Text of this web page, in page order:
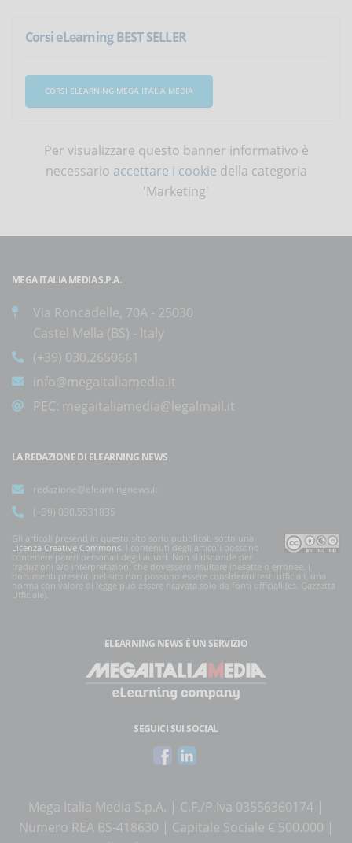
Corsi eLearning BEST SELLER
CORSI ELEARNING MEGA ITALIA MEDIA
Per visualizzare questo banner informativo è
necessario accettare i cookie della categoria
'Marketing'
MEGA ITALIA MEDIA S.P.A.
Via Roncadelle, 70A - 25030
Castel Mella (BS) - Italy
(+39) 030.2650661
info@megaitaliamedia.it
PEC: megaitaliamedia@legalmail.it
LA REDAZIONE DI ELEARNING NEWS
redazione@elearningnews.it
(+39) 030.5531835
Gli articoli presenti in questo sito sono pubblicati sotto una
Licenza Creative Commons. I contenuti degli articoli possono
contenere pareri personali degli autori. Non si risponde per
traduzioni e/o interpretazioni che dovessero risultare inesatte o erronee. I
documenti presenti nel sito non possono essere considerati testi ufficiali, una
norma con valore di legge può essere ricavata solo da fonti ufficiali (es. Gazzetta
Ufficiale).
ELEARNING NEWS È UN SERVIZIO
SEGUICI SUI SOCIAL
Mega Italia Media S.p.A. | C.F./P.Iva 03556360174 |
Numero REA BS-418630 | Capitale Sociale € 500.000 |